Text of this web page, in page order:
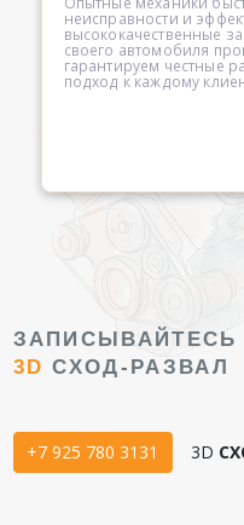
неисправности и
высококачественные
своего автомобиля
гарантируем честные
подход к каждому
ЗАПИСЫВАЙТЕСЬ
3D СХОД-РАЗВАЛ
+7 925 780 3131 3D